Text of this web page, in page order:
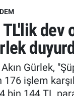
dev
Gürlek,
işlem
Haberleri